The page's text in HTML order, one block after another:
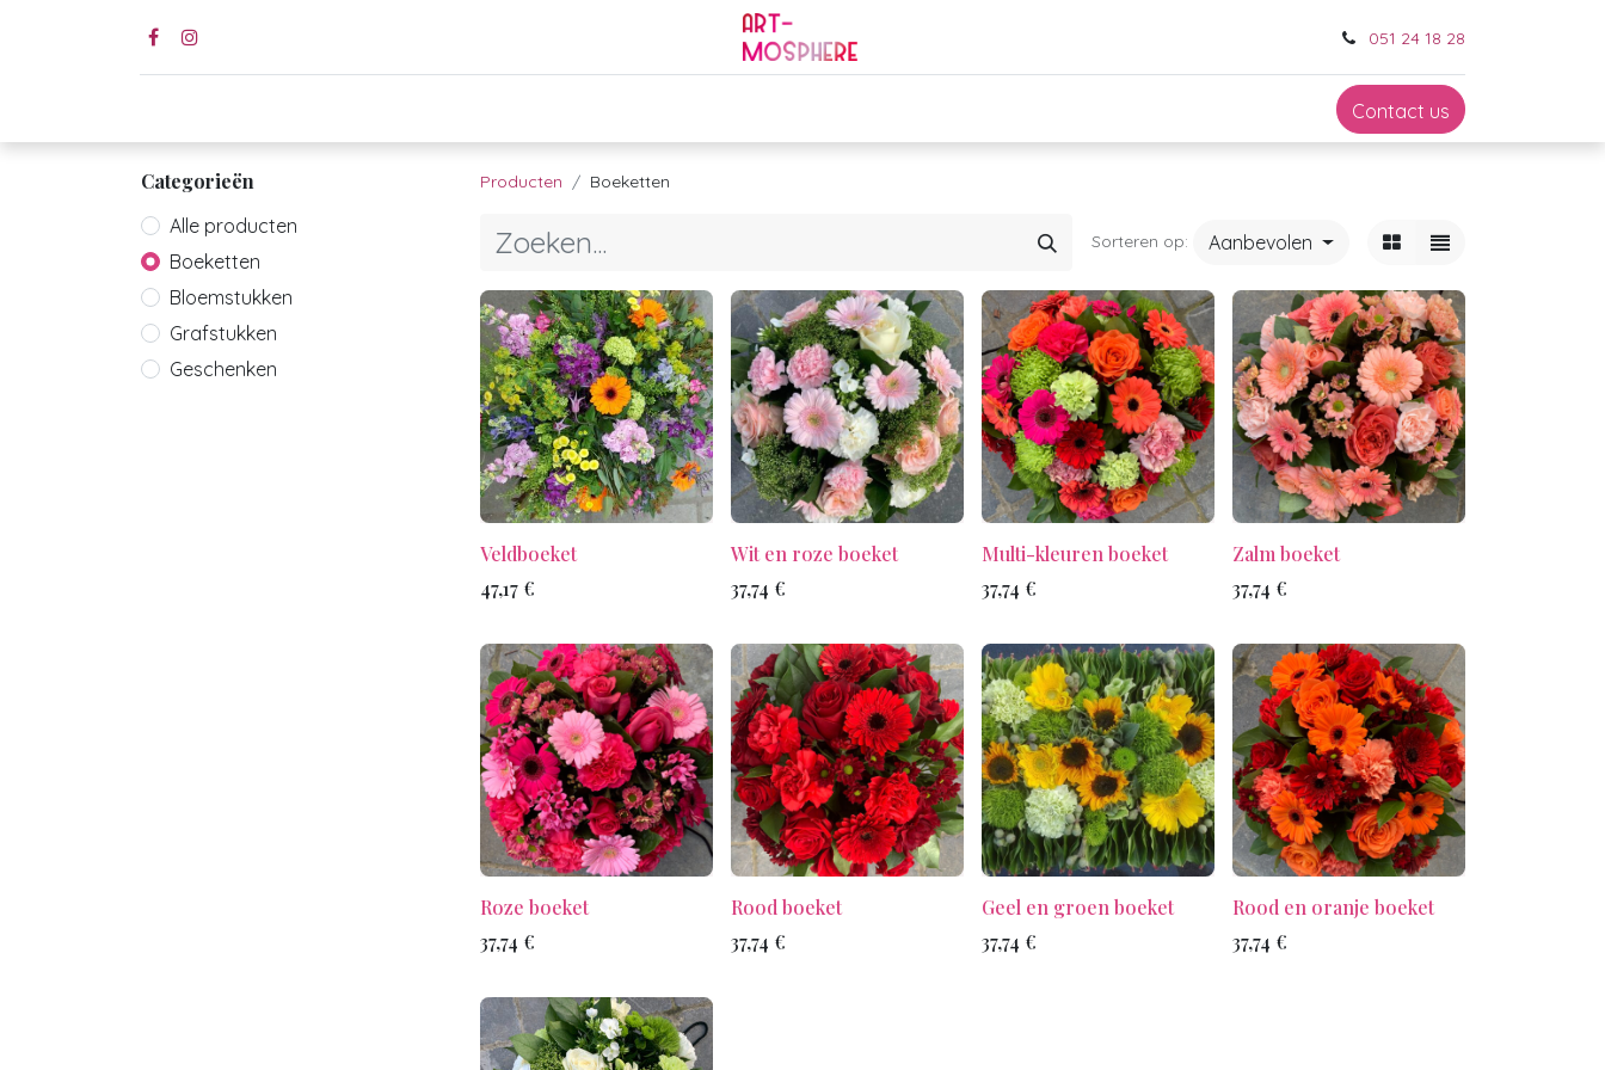
051 24 18 28
Contact us
Categorieën
Alle producten
Boeketten
Bloemstukken
Grafstukken
Geschenken
Producten Boeketten
Sorteren op: Aanbevolen
Veldboeket
47,17 €
Wit en roze boeket
37,74 €
Multi-kleuren boeket
37,74 €
Zalm boeket
37,74 €
Roze boeket
37,74 €
Rood boeket
37,74 €
Geel en groen boeket
37,74 €
Rood en oranje boeket
37,74 €